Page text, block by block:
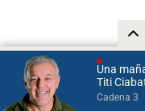
Una
Titi
Cadena 3